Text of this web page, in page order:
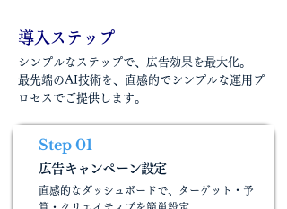
導入ステップ
シンプルなステップで、広告効果を最大化。
最先端のAI技術を、直感的でシンプルな運用プ
ロセスでご提供します。
Step 01
広告キャンペーン設定
直感的なダッシュボードで、ターゲット・予